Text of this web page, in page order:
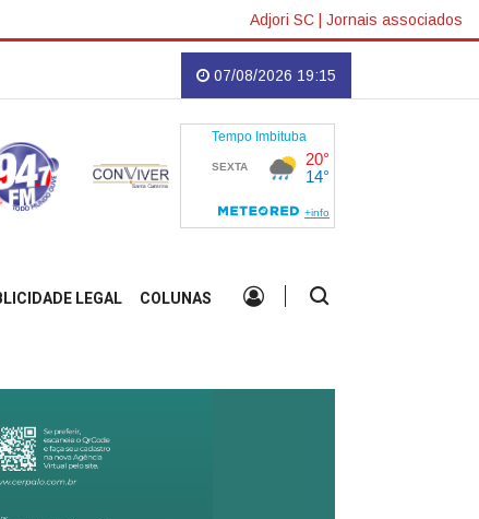
Adjori SC | Jornais associados
pode estar ligada a ansiedade e hiperatividade, aponta estudo
07/08/2026 19:15
LEGAL COLUNAS